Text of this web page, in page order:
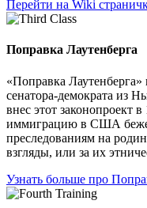
Перейти на Wiki
Поправка Лаутенберга
«Поправка Лаутенберга»
сенатора-демократа из
внес этот законопроект
иммиграцию в США
преследованиям на
взгляды, или за их
Узнать больше про